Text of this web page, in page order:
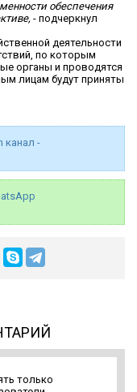
обеспечения
- подчеркнул
деятельности
по которым
органы и проводятся
лицам будут приняты
канал -
только